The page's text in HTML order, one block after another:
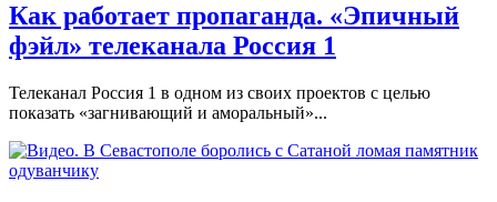
Как работает пропаганда. «Эпичный
фэйл» телеканала Россия 1
Телеканал Россия 1 в одном из своих проектов с целью
показать «загнивающий и аморальный»...